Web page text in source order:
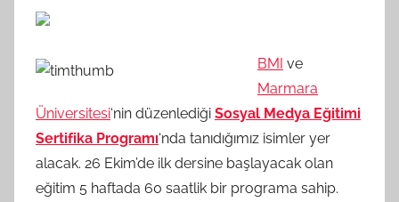
BMI ve
Marmara
Üniversitesi‘nin düzenlediği Sosyal Medya Eğitimi
Sertifika Programı‘nda tanıdığımız isimler yer
alacak. 26 Ekim’de ilk dersine başlayacak olan
eğitim 5 haftada 60 saatlik bir programa sahip.